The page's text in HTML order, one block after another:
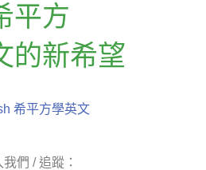
平方
的新希望
希平方學英文
我們 / 追蹤：